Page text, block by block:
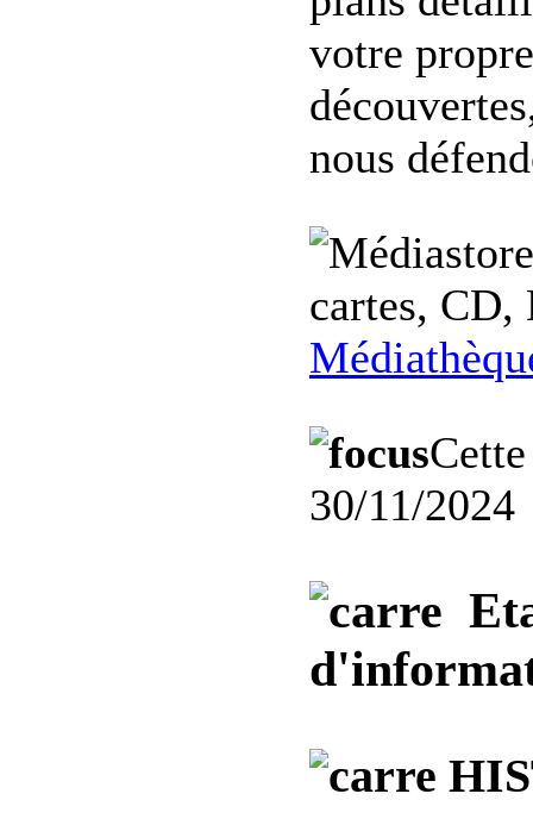
votre
nous
cartes,
30/11/2024